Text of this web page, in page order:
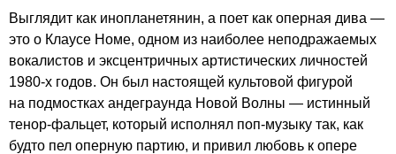
Выглядит как инопланетянин, а поет как оперная дива —
это о Клаусе Номе, одном из наиболее неподражаемых
вокалистов и эксцентричных артистических личностей
1980-х годов. Он был настоящей культовой фигурой
на подмостках андеграунда Новой Волны — истинный
тенор-фальцет, который исполнял поп-музыку так, как
будто пел оперную партию, и привил любовь к опере